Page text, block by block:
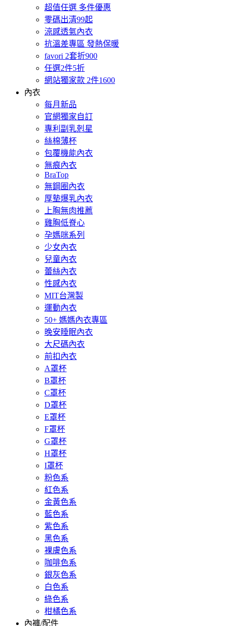
超值任選 多件優惠
零碼出清99起
涼感透氣內衣
抗溫差專區 發熱保暖
favori 2套折900
任選2件5折
網站獨家款 2件1600
內衣
每月新品
官網獨家自訂
專利副乳剋星
絲棉薄杯
包覆機能內衣
無痕內衣
BraTop
無鋼圈內衣
厚墊爆乳內衣
上胸無肉推薦
雞胸低脊心
孕媽咪系列
少女內衣
兒童內衣
蕾絲內衣
性感內衣
MIT台灣製
運動內衣
50+ 媽媽內衣專區
晚安睡眠內衣
大尺碼內衣
前扣內衣
A罩杯
B罩杯
C罩杯
D罩杯
E罩杯
F罩杯
G罩杯
H罩杯
I罩杯
粉色系
紅色系
金黃色系
藍色系
紫色系
黑色系
裸膚色系
咖啡色系
銀灰色系
白色系
綠色系
柑橘色系
內褲/配件